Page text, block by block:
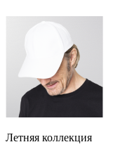
Летняя коллекция